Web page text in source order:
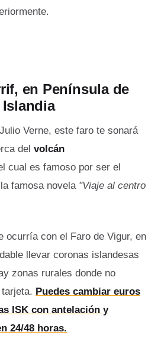
en Península de
Verne, este faro te sonará
del volcán
cual es famoso por ser el
famosa novela "Viaje al centro
ocurría con el Faro de Vigur, en
llevar coronas islandesas
zonas rurales donde no
Puedes cambiar euros
ISK con antelación y
24/48 horas.